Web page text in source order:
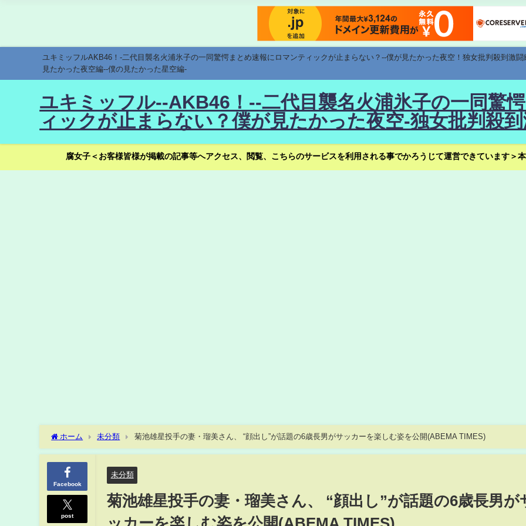
ユキミッフルAKB46！-二代目襲名火浦氷子の一同驚愕まとめ速報にロマンティックが止まらない？--僕が見たかった夜空！独女批判殺到激
見たかった夜空編--僕の見たかった星空編-
ユキミッフル--AKB46！--二代目襲名火浦氷子の一同驚
ィックが止まらない？僕が見たかった夜空-独女批判殺
腐女子＜お客様皆様が掲載の記事等へアクセス、閲覧、こちらのサービスを利用される事でかろうじて運営できています＞
ホーム 未分類 菊池雄星投手の妻・瑠美さん、 “顔出し”が話題の6歳長男がサッカーを楽しむ姿を公開(ABEMA TIMES)
Facebook
post
未分類
菊池雄星投手の妻・瑠美さん、 “顔出し”が話題の6歳長男が